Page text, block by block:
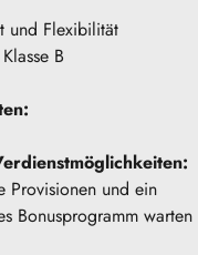
und Flexibilität
B
Provisionen und ein
Bonusprogramm warten